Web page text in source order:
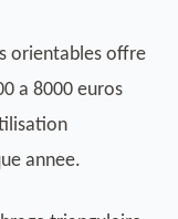
orientables offre
a 8000 euros
annee.